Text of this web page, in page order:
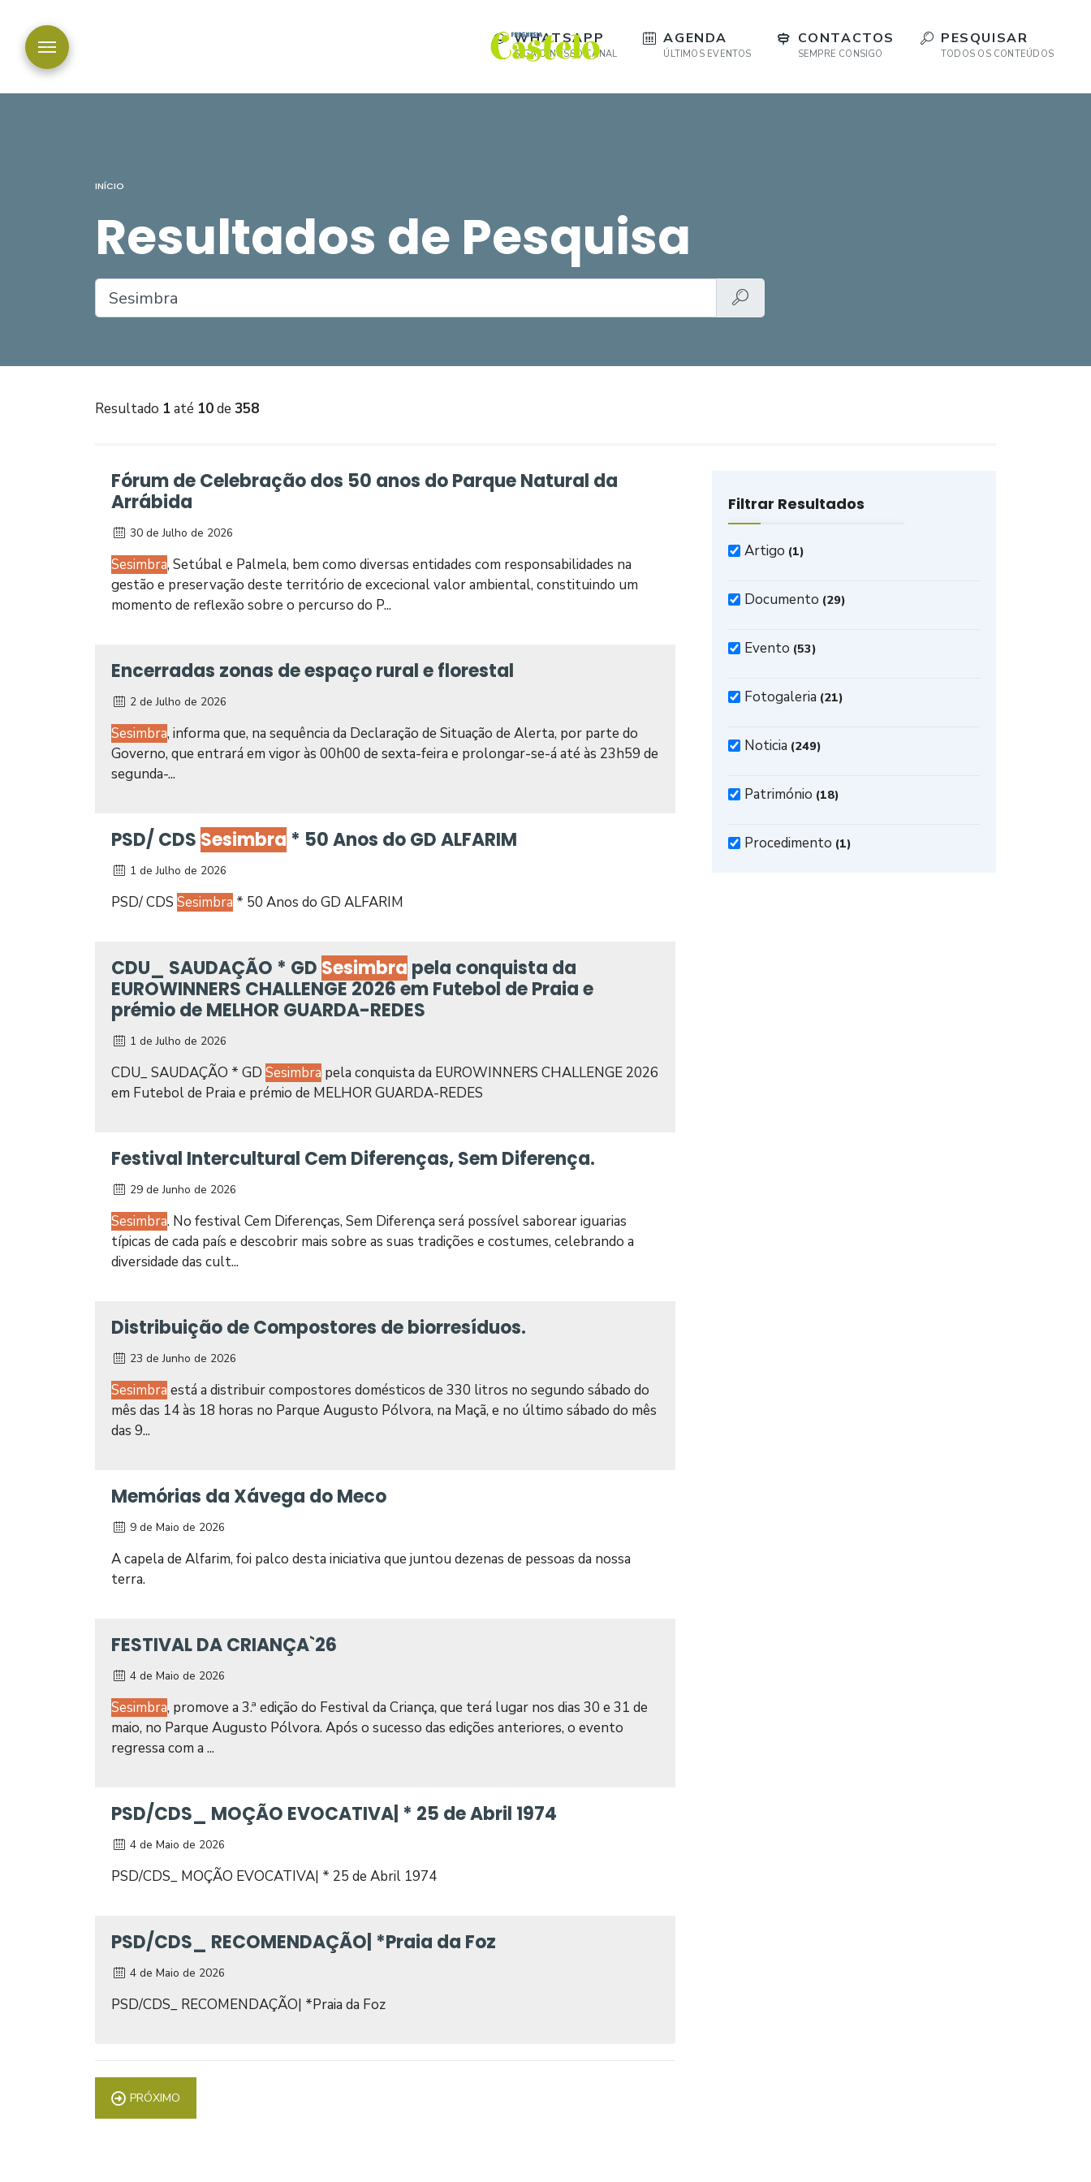
WHATSAPP
SIGA O NOSSO CANAL
AGENDA
ÚLTIMOS EVENTOS
CONTACTOS
SEMPRE CONSIGO
PESQUISAR
TODOS OS CONTEÚDOS
INÍCIO
Resultados de Pesquisa
Resultado 1 até 10de 358
Fórum de Celebração dos 50 anos do Parque Natural da
Arrábida
30 de Julho de 2026
Sesimbra, Setúbal e Palmela, bem como diversas entidades com responsabilidades na
gestão e preservação deste território de excecional valor ambiental, constituindo um
momento de reflexão sobre o percurso do P...
Encerradas zonas de espaço rural e florestal
2 de Julho de 2026
Sesimbra, informa que, na sequência da Declaração de Situação de Alerta, por parte do
Governo, que entrará em vigor às 00h00 de sexta-feira e prolongar-se-á até às 23h59 de
segunda-...
PSD/ CDS Sesimbra * 50 Anos do GD ALFARIM
1 de Julho de 2026
PSD/ CDS Sesimbra * 50 Anos do GD ALFARIM
CDU_ SAUDAÇÃO * GD Sesimbra pela conquista da
EUROWINNERS CHALLENGE 2026 em Futebol de Praia e
prémio de MELHOR GUARDA-REDES
1 de Julho de 2026
CDU_ SAUDAÇÃO * GD Sesimbra pela conquista da EUROWINNERS CHALLENGE 2026
em Futebol de Praia e prémio de MELHOR GUARDA-REDES
Festival Intercultural Cem Diferenças, Sem Diferença.
29 de Junho de 2026
Sesimbra. No festival Cem Diferenças, Sem Diferença será possível saborear iguarias
típicas de cada país e descobrir mais sobre as suas tradições e costumes, celebrando a
diversidade das cult...
Distribuição de Compostores de biorresíduos.
23 de Junho de 2026
Sesimbra está a distribuir compostores domésticos de 330 litros no segundo sábado do
mês das 14 às 18 horas no Parque Augusto Pólvora, na Maçã, e no último sábado do mês
das 9...
Memórias da Xávega do Meco
9 de Maio de 2026
A capela de Alfarim, foi palco desta iniciativa que juntou dezenas de pessoas da nossa
terra.
FESTIVAL DA CRIANÇA`26
4 de Maio de 2026
Sesimbra, promove a 3.ª edição do Festival da Criança, que terá lugar nos dias 30 e 31 de
maio, no Parque Augusto Pólvora. Após o sucesso das edições anteriores, o evento
regressa com a ...
PSD/CDS_ MOÇÃO EVOCATIVA| * 25 de Abril 1974
4 de Maio de 2026
PSD/CDS_ MOÇÃO EVOCATIVA| * 25 de Abril 1974
PSD/CDS_ RECOMENDAÇÃO| *Praia da Foz
4 de Maio de 2026
PSD/CDS_ RECOMENDAÇÃO| *Praia da Foz
PRÓXIMO
Filtrar Resultados
Artigo (1)
Documento (29)
Evento (53)
Fotogaleria (21)
Noticia (249)
Património (18)
Procedimento (1)